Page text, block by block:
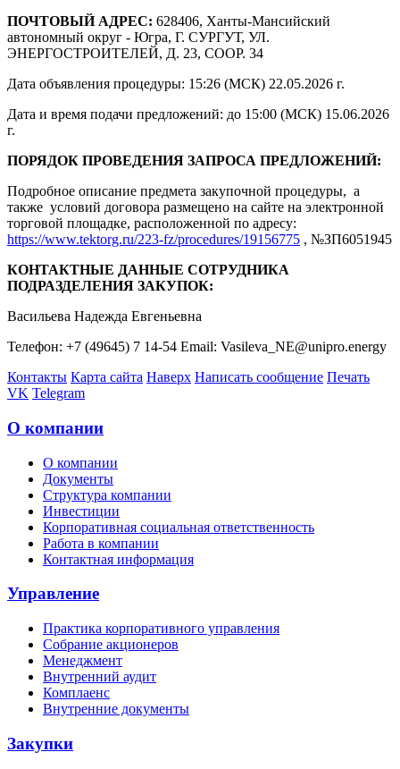
ПОЧТОВЫЙ АДРЕС: 628406, Ханты-Мансийский
автономный округ - Югра, Г. СУРГУТ, УЛ.
ЭНЕРГОСТРОИТЕЛЕЙ, Д. 23, СООР. 34
Дата объявления процедуры: 15:26 (МСК) 22.05.2026 г.
Дата и время подачи предложений: до 15:00 (МСК) 15.06.2026
г.
ПОРЯДОК ПРОВЕДЕНИЯ ЗАПРОСА ПРЕДЛОЖЕНИЙ:
Подробное описание предмета закупочной процедуры, а
также условий договора размещено на сайте на электронной
торговой площадке, расположенной по адресу:
https://www.tektorg.ru/223-fz/procedures/19156775 , №ЗП6051945
КОНТАКТНЫЕ ДАННЫЕ СОТРУДНИКА
ПОДРАЗДЕЛЕНИЯ ЗАКУПОК:
Васильева Надежда Евгеньевна
Телефон: +7 (49645) 7 14-54 Email: Vasileva_NE@unipro.energy
Контакты Карта сайта Наверх Написать сообщение Печать
VK Telegram
О компании
О компании
Документы
Структура компании
Инвестиции
Корпоративная социальная ответственность
Работа в компании
Контактная информация
Управление
Практика корпоративного управления
Собрание акционеров
Менеджмент
Внутренний аудит
Комплаенс
Внутренние документы
Закупки